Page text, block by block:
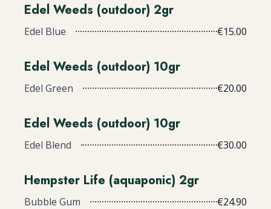
Edel Weeds (outdoor) 2gr
Edel Blue €15.00
Edel Weeds (outdoor) 10gr
Edel Green €20.00
Edel Weeds (outdoor) 10gr
Edel Blend €30.00
Hempster Life (aquaponic) 2gr
Bubble Gum
€24.90